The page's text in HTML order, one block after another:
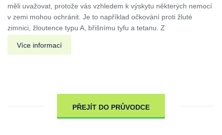
měli uvažovat, protože vás vzhledem k výskytu některých nemocí
v zemi mohou ochránit. Je to například očkování proti žluté
zimnici, žloutence typu A, břišnímu tyfu a tetanu. Z
Více informací
PŘEJÍT DO PRŮVODCE